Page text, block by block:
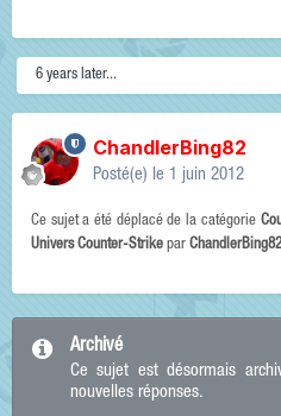
6 years later...
ChandlerBing82
Posté(e) le 1 juin 2012
Ce sujet a été déplacé de la catégorie
Univers Counter-Strike par ChandlerBing82
Archivé
Ce sujet est désormais
nouvelles réponses.